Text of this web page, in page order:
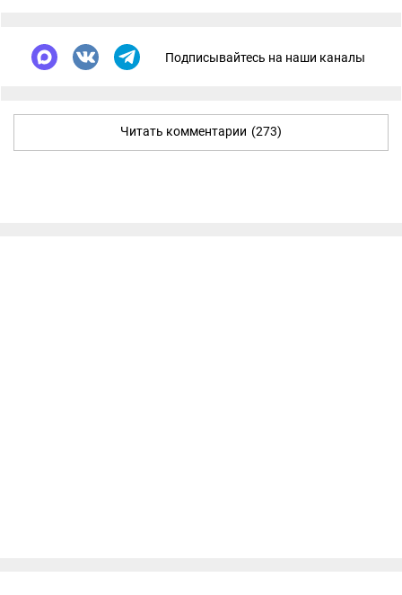
Подписывайтесь на наши каналы
Читать комментарии (273)